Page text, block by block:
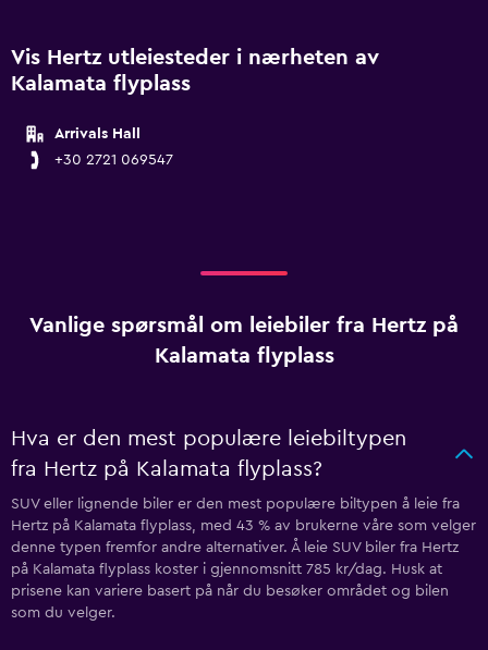
Vis Hertz utleiesteder i nærheten av
Kalamata flyplass
Arrivals Hall
+30 2721 069547
Vanlige spørsmål om leiebiler fra Hertz på
Kalamata flyplass
Hva er den mest populære leiebiltypen
fra Hertz på Kalamata flyplass?
SUV eller lignende biler er den mest populære biltypen å leie fra
Hertz på Kalamata flyplass, med 43 % av brukerne våre som velger
denne typen fremfor andre alternativer. Å leie SUV biler fra Hertz
på Kalamata flyplass koster i gjennomsnitt 785 kr/dag. Husk at
prisene kan variere basert på når du besøker området og bilen
som du velger.